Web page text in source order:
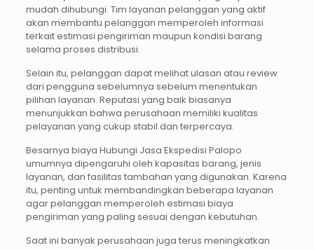
mudah dihubungi. Tim layanan pelanggan yang aktif
akan membantu pelanggan memperoleh informasi
terkait estimasi pengiriman maupun kondisi barang
selama proses distribusi.
Selain itu, pelanggan dapat melihat ulasan atau review
dari pengguna sebelumnya sebelum menentukan
pilihan layanan. Reputasi yang baik biasanya
menunjukkan bahwa perusahaan memiliki kualitas
pelayanan yang cukup stabil dan terpercaya.
Besarnya biaya Hubungi Jasa Ekspedisi Palopo
umumnya dipengaruhi oleh kapasitas barang, jenis
layanan, dan fasilitas tambahan yang digunakan. Karena
itu, penting untuk membandingkan beberapa layanan
agar pelanggan memperoleh estimasi biaya
pengiriman yang paling sesuai dengan kebutuhan.
Saat ini banyak perusahaan juga terus meningkatkan